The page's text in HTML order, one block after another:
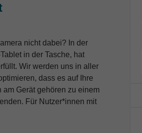
nicht dabei? In der
in der Tasche, hat
Wir werden uns in aller
dass es auf Ihre
Gerät gehören zu einem
Für Nutzer*innen mit